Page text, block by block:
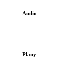
Audio:
Plany: